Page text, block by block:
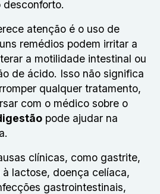
desconforto.
atenção é o uso de
remédios podem irritar a
a motilidade intestinal ou
de ácido. Isso não significa
qualquer tratamento,
com o médico sobre o
pode ajudar na
clínicas, como gastrite,
lactose, doença celíaca,
gastrointestinais,